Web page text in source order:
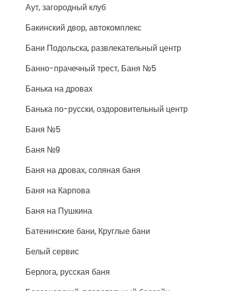
Аут, загородный клуб
Бакинский двор, автокомплекс
Бани Подольска, развлекательный центр
Банно-прачечный трест, Баня №5
Банька на дровах
Банька по-русски, оздоровительный центр
Баня №5
Баня №9
Баня на дровах, соляная баня
Баня на Карпова
Баня на Пушкина
Батенинские бани, Круглые бани
Белый сервис
Берлога, русская баня